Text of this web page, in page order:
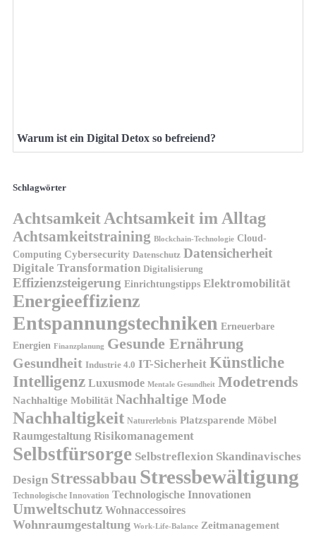
Warum ist ein Digital Detox so befreiend?
Schlagwörter
AchtsamkeitAchtsamkeit im Alltag
Achtsamkeitstraining Blockchain-Technologie Cloud-
Computing Cybersecurity Datenschutz Datensicherheit
Digitale Transformation Digitalisierung
Effizienzsteigerung Einrichtungstipps Elektromobilität
Energieeffizienz
Entspannungstechniken Erneuerbare
Energien Finanzplanung Gesunde Ernährung
Gesundheit Industrie 4.0 IT-Sicherheit Künstliche
Intelligenz Luxusmode Mentale Gesundheit Modetrends
Nachhaltige Mobilität Nachhaltige Mode
Nachhaltigkeit Naturerlebnis Platzsparende Möbel
Raumgestaltung Risikomanagement
Selbstfürsorge Selbstreflexion Skandinavisches
Design Stressabbau Stressbewältigung
Technologische Innovation Technologische Innovationen
Umweltschutz Wohnaccessoires
Wohnraumgestaltung Work-Life-Balance Zeitmanagement